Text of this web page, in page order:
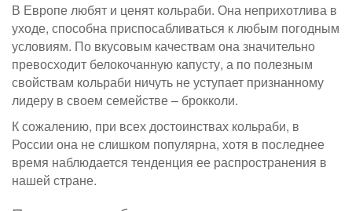
В Европе любят и ценят кольраби. Она неприхотлива в
уходе, способна приспосабливаться к любым погодным
условиям. По вкусовым качествам она значительно
превосходит белокочанную капусту, а по полезным
свойствам кольраби ничуть не уступает признанному
лидеру в своем семействе – брокколи.
К сожалению, при всех достоинствах кольраби, в
России она не слишком популярна, хотя в последнее
время наблюдается тенденция ее распространения в
нашей стране.